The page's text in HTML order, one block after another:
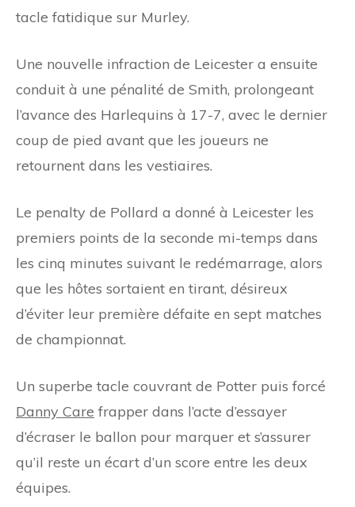
tacle fatidique sur Murley.
Une nouvelle infraction de Leicester a ensuite
conduit à une pénalité de Smith, prolongeant
l’avance des Harlequins à 17-7, avec le dernier
coup de pied avant que les joueurs ne
retournent dans les vestiaires.
Le penalty de Pollard a donné à Leicester les
premiers points de la seconde mi-temps dans
les cinq minutes suivant le redémarrage, alors
que les hôtes sortaient en tirant, désireux
d’éviter leur première défaite en sept matches
de championnat.
Un superbe tacle couvrant de Potter puis forcé
Danny Care frapper dans l’acte d’essayer
d’écraser le ballon pour marquer et s’assurer
qu’il reste un écart d’un score entre les deux
équipes.